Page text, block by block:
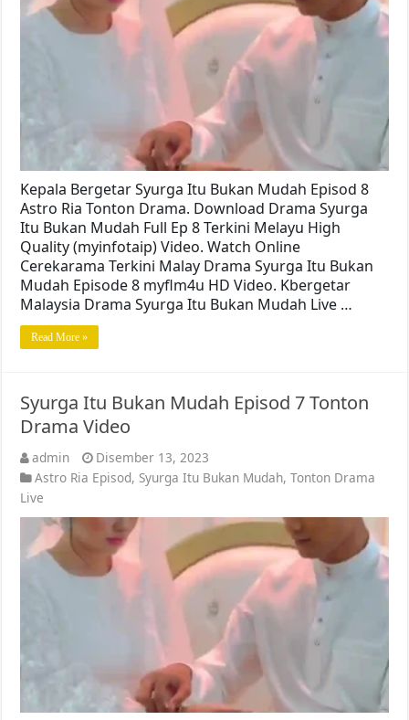
Kepala Bergetar Syurga Itu Bukan Mudah Episod 8
Astro Ria Tonton Drama. Download Drama Syurga
Itu Bukan Mudah Full Ep 8 Terkini Melayu High
Quality (myinfotaip) Video. Watch Online
Cerekarama Terkini Malay Drama Syurga Itu Bukan
Mudah Episode 8 myflm4u HD Video. Kbergetar
Malaysia Drama Syurga Itu Bukan Mudah Live …
Read More »
Syurga Itu Bukan Mudah Episod 7 Tonton
Drama Video
admin
Disember 13, 2023
Astro Ria Episod, Syurga Itu Bukan Mudah,Tonton Drama
Live